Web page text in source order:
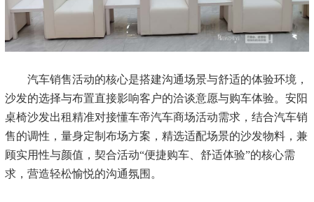
汽车销售活动的核心是搭建沟通场景与舒适的体验环境，
沙发的选择与布置直接影响客户的洽谈意愿与购车体验。安阳
桌椅沙发出租精准对接懂车帝汽车商场活动需求，结合汽车销
售的调性，量身定制布场方案，精选适配场景的沙发物料，兼
顾实用性与颜值，契合活动“便捷购车、舒适体验”的核心需
求，营造轻松愉悦的沟通氛围。